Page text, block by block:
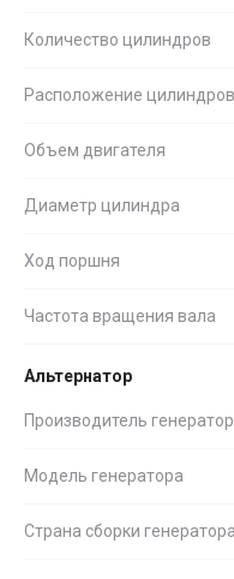
Количество цилиндров
Расположение цилиндров
Объем двигателя
Диаметр цилиндра
Ход поршня
Частота вращения вала
Альтернатор
Производитель
Модель генератора
Страна сборки генератора